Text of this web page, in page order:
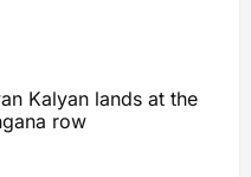
Kalyan lands at the
row